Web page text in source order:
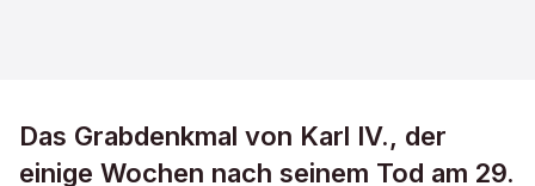
Das Grabdenkmal von Karl IV., der
einige Wochen nach seinem Tod am 29.